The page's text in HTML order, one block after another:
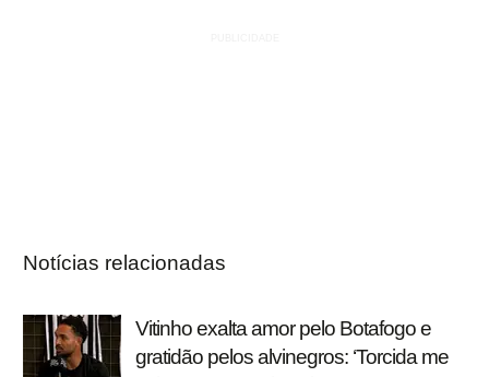
Notícias relacionadas
Vitinho exalta amor pelo Botafogo e
gratidão pelos alvinegros: ‘Torcida me